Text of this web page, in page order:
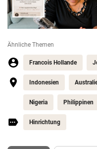
Ähnliche Themen
Francois Hollande
Indonesien
Nigeria Philippinen
Hinrichtung